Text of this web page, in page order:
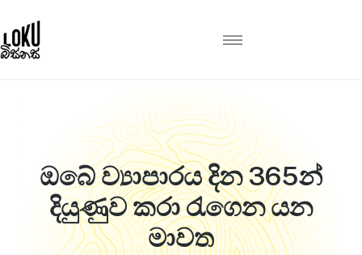
ඔබේ ව්‍යාපාරය දින 365න්
දියුණුව කරා රැගෙන යන
මාවත